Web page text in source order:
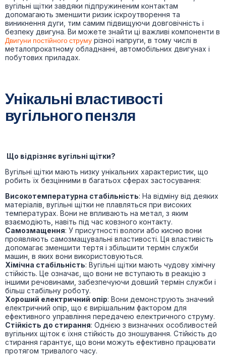
вугільні щітки завдяки підпружиненим контактам
допомагають зменшити ризик іскроутворення та
виникнення дуги, тим самим підвищуючи довговічність і
безпеку двигуна. Ви можете знайти ці важливі компоненти в
Двигуни постійного струму різної напруги, в тому числі в
металопрокатному обладнанні, автомобільних двигунах і
побутових приладах.
Унікальні властивості
вугільного пензля
Що відрізняє вугільні щітки?
Вугільні щітки мають низку унікальних характеристик, що
робить їх безцінними в багатьох сферах застосування:
Високотемпературна стабільність: На відміну від деяких
матеріалів, вугільні щітки не плавляться при високих
температурах. Вони не впливають на метал, з яким
взаємодіють, навіть під час ковзного контакту.
Самозмащення: У присутності вологи або кисню вони
проявляють самозмащувальні властивості. Ця властивість
допомагає зменшити тертя і збільшити термін служби
машин, в яких вони використовуються.
Хімічна стабільність: Вугільні щітки мають чудову хімічну
стійкість. Це означає, що вони не вступають в реакцію з
іншими речовинами, забезпечуючи довший термін служби і
більш стабільну роботу.
Хороший електричний опір: Вони демонструють значний
електричний опір, що є вирішальним фактором для
ефективного управління передачею електричного струму.
Стійкість до стирання: Однією з визначних особливостей
вугільних щіток є їхня стійкість до зношування. Стійкість до
стирання гарантує, що вони можуть ефективно працювати
протягом тривалого часу.